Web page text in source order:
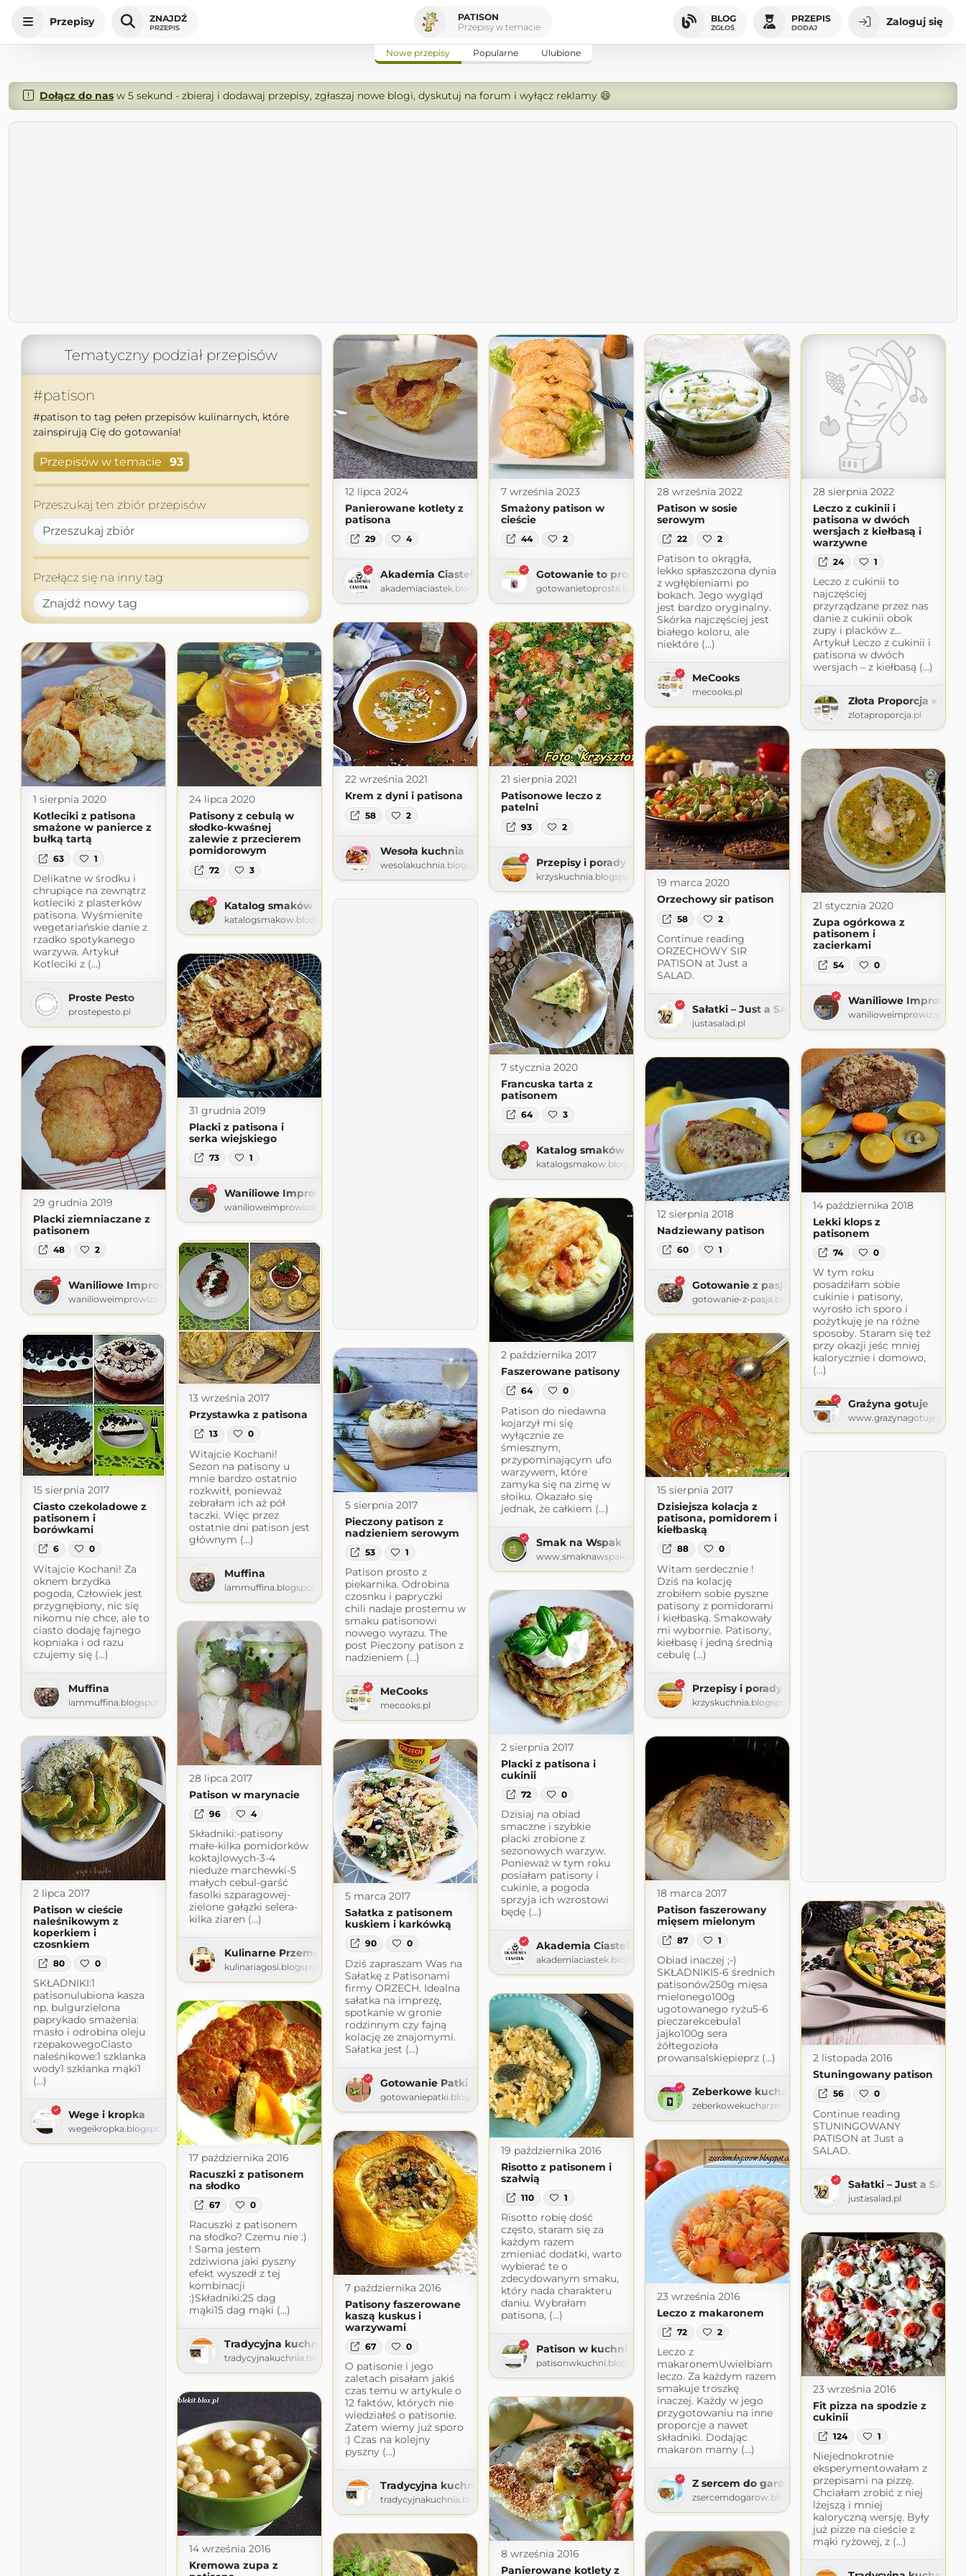
Przepisy ZNAJDŹ
PRZEPIS
PATISON
Przepisy w temacie
BLOG
ZGŁOŚ
PRZEPIS
DODAJ Zaloguj się
Nowe przepisy Popularne Ulubione
Dołącz do nasw 5 sekund - zbieraj i dodawaj przepisy, zgłaszaj nowe blogi, dyskutuj na forum i wyłącz reklamy 😄
Tematyczny podział przepisów
#patison
#patison to tag pełen przepisów kulinarnych, które
zainspirują Cię do gotowania!
Przepisów w temacie 93
Przeszukaj ten zbiór przepisów
Przełącz się na inny tag
12 lipca 2024
Panierowane kotlety z
patisona
29 4
Akademia Ciastek
akademiaciastek.blogspot.com
7 września 2023
Smażony patison w
cieście
44 2
Gotowanie to proste!
gotowanietoproste.blogspot.com
28 września 2022
Patison w sosie
serowym
22 2
Patison to okrągła,
lekko spłaszczona dynia
z wgłębieniami po
bokach. Jego wygląd
jest bardzo oryginalny.
Skórka najczęściej jest
białego koloru, ale
niektóre (...)
MeCooks
mecooks.pl
28 sierpnia 2022
Leczo z cukinii i
patisona w dwóch
wersjach z kiełbasą i
warzywne
24 1
Leczo z cukinii to
najczęściej
przyrządzane przez nas
danie z cukinii obok
zupy i placków z...
Artykuł Leczo z cukinii i
patisona w dwóch
wersjach – z kiełbasą (...)
Złota Proporcja »
zlotaproporcja.pl
22 września 2021
Krem z dyni i patisona
58 2
Wesoła kuchnia
wesolakuchnia.blogspot.com
21 sierpnia 2021
Patisonowe leczo z
patelni
93 2
Przepisy i porady kulinarne
krzyskuchnia.blogspot.com
1 sierpnia 2020
Kotleciki z patisona
smażone w panierce z
bułką tartą
63 1
Delikatne w środku i
chrupiące na zewnątrz
kotleciki z plasterków
patisona. Wyśmienite
wegetariańskie danie z
rzadko spotykanego
warzywa. Artykuł
Kotleciki z (...)
Proste Pesto
prostepesto.pl
24 lipca 2020
Patisony z cebulą w
słodko-kwaśnej
zalewie z przecierem
pomidorowym
72 3
Katalog smaków
katalogsmakow.blogspot.com
19 marca 2020
Orzechowy sir patison
58 2
Continue reading
ORZECHOWY SIR
PATISON at Just a
SALAD.
Sałatki – Just a SALAD
justasalad.pl
21 stycznia 2020
Zupa ogórkowa z
patisonem i
zacierkami
54 0
Waniliowe
7 stycznia 2020
Francuska tarta z
patisonem
64 3
Katalog smaków
katalogsmakow.blogspot.com
31 grudnia 2019
Placki z patisona i
serka wiejskiego
73 1
Waniliowe Improwizacje
wanilioweimprowizacje.blogspot.com
29 grudnia 2019
Placki ziemniaczane z
patisonem
48 2
Waniliowe Improwizacje
wanilioweimprowizacje.blogspot.com
14 października 2018
Lekki klops z
patisonem
74 0
W tym roku
posadziłam sobie
cukinie i patisony,
wyrosło ich sporo i
pożytkuję je na różne
sposoby. Staram się też
przy okazji jeśc mniej
kalorycznie i domowo,
(...)
Grażyna gotuje
www.grazynagotuje.pl
12 sierpnia 2018
Nadziewany patison
60 1
Gotowanie z pasją
gotowanie-z-pasja.blogspot.com
2 października 2017
Faszerowane patisony
64 0
Patison do niedawna
kojarzył mi się
wyłącznie ze
śmiesznym,
przypominającym ufo
warzywem, które
zamyka się na zimę w
słoiku. Okazało się
jednak, że całkiem (...)
Smak na Wspak
www.smaknawspak.pl
13 września 2017
Przystawka z patisona
13 0
Witajcie Kochani!
Sezon na patisony u
mnie bardzo ostatnio
rozkwitł, ponieważ
zebrałam ich aż pół
taczki. Więc przez
ostatnie dni patison jest
głównym (...)
Muffina
iammuffina.blogspot.com
15 sierpnia 2017
Ciasto czekoladowe z
patisonem i
borówkami
6 0
Witajcie Kochani! Za
oknem brzydka
pogoda, Człowiek jest
przygnębiony, nic się
nikomu nie chce, ale to
ciasto dodaję fajnego
kopniaka i od razu
czujemy się (...)
Muffina
iammuffina.blogspot.com
15 sierpnia 2017
Dzisiejsza kolacja z
patisona, pomidorem i
kiełbaską
88 0
Witam serdecznie !
Dziś na kolację
zrobiłem sobie pyszne
patisony z pomidorami
i kiełbaską. Smakowały
mi wybornie. Patisony,
kiełbasę i jedną średnią
cebulę (...)
Przepisy i porady kulinarne
krzyskuchnia.blogspot.com
5 sierpnia 2017
Pieczony patison z
nadzieniem serowym
53 1
Patison prosto z
piekarnika. Odrobina
czosnku i papryczki
chili nadaje prostemu w
smaku patisonowi
nowego wyrazu. The
post Pieczony patison z
nadzieniem (...)
MeCooks
mecooks.pl
2 sierpnia 2017
Placki z patisona i
cukinii
72 0
Dzisiaj na obiad
smaczne i szybkie
placki zrobione z
sezonowych warzyw.
Ponieważ w tym roku
posiałam patisony i
cukinie, a pogoda
sprzyja ich wzrostowi
będę (...)
Akademia Ciastek
akademiaciastek.blogspot.com
28 lipca 2017
Patison w marynacie
96 4
Składniki:-patisony
małe-kilka pomidorków
koktajlowych-3-4
nieduże marchewki-5
małych cebul-garść
fasolki szparagowej-
zielone gałązki selera-
kilka ziaren (...)
Kulinarne Przemyslenia
kulinariagosi.blogspot.com
2 lipca 2017
Patison w cieście
naleśnikowym z
koperkiem i
czosnkiem
80 0
SKŁADNIKI:1
patisonulubiona kasza
np. bulgurzielona
paprykado smażenia:
masło i odrobina oleju
rzepakowegoCiasto
naleśnikowe:1 szklanka
wody1 szklanka mąki1
(...)
Wege i kropka
wegeikropka.blogspot.com
18 marca 2017
Patison faszerowany
mięsem mielonym
87 1
Obiad inaczej ;-)
SKŁADNIKI5-6 średnich
patisonów250g mięsa
mielonego100g
ugotowanego ryżu5-6
pieczarekcebula1
jajko100g sera
żółtegozioła
prowansalskiepieprz (...)
Zeberkowe kucharzenie
zeberkowekucharzenie.blogspot.com
5 marca 2017
Sałatka z patisonem
kuskiem i karkówką
90 0
Dziś zapraszam Was na
Sałatkę z Patisonami
firmy ORZECH. Idealna
sałatka na imprezę,
spotkanie w gronie
rodzinnym czy fajną
kolację ze znajomymi.
Sałatka jest (...)
Gotowanie Patki
gotowaniepatki.blogspot.com
2 listopada 2016
Stuningowany patison
56 0
Continue reading
STUNINGOWANY
PATISON at Just a
SALAD.
Sałatki – Just a SALAD
justasalad.pl
19 października 2016
Risotto z patisonem i
szałwią
110 1
Risotto robię dość
często, staram się za
każdym razem
zmieniać dodatki, warto
wybierać te o
zdecydowanym smaku,
który nada charakteru
daniu. Wybrałam
patisona, (...)
Patison w kuchni
patisonwkuchni.blogspot.com
17 października 2016
Racuszki z patisonem
na słodko
67 0
Racuszki z patisonem
na słodko? Czemu nie :)
! Sama jestem
zdziwiona jaki pyszny
efekt wyszedł z tej
kombinacji
:)Składniki:25 dag
mąki15 dag mąki (...)
Tradycyjna kuchnia
tradycyjnakuchnia.blogspot.com
7 października 2016
Patisony faszerowane
kaszą kuskus i
warzywami
67 0
O patisonie i jego
zaletach pisałam jakiś
czas temu w artykule o
12 faktów, których nie
wiedziałeś o patisonie.
Zatem wiemy już sporo
:) Czas na kolejny
pyszny (...)
Tradycyjna kuchnia
tradycyjnakuchnia.blogspot.com
23 września 2016
Leczo z makaronem
72 2
Leczo z
makaronemUwielbiam
leczo. Za każdym razem
smakuje troszkę
inaczej. Każdy w jego
przygotowaniu na inne
proporcje a nawet
składniki. Dodając
makaron mamy (...)
Z sercem do garów
zsercemdogarow.blogspot.com
23 września 2016
Fit pizza na spodzie z
cukinii
124 1
Niejednokrotnie
eksperymentowałam z
przepisami na pizzę.
Chciałam zrobić z niej
lżejszą i mniej
kaloryczną wersję. Były
już pizze na cieście z
mąki ryżowej, z (...)
14 września 2016
Kremowa zupa z
8 września 2016
Panierowane kotlety z